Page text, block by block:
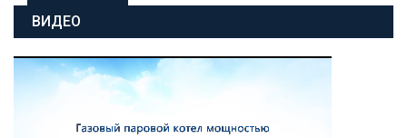
ВИДЕО